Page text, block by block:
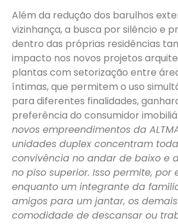
Além da redução dos barulhos
vizinhança, a busca por silêncio e
dentro das próprias residências
impacto nos novos projetos
plantas com setorização entre
íntimas, que permitem o uso
para diferentes finalidades,
preferência do consumidor
novos empreendimentos da
unidades duplex concentram
convivência no andar de baixo e
no piso superior. Isso permite, por
enquanto um integrante da
amigos para um jantar, os
comodidade de descansar ou